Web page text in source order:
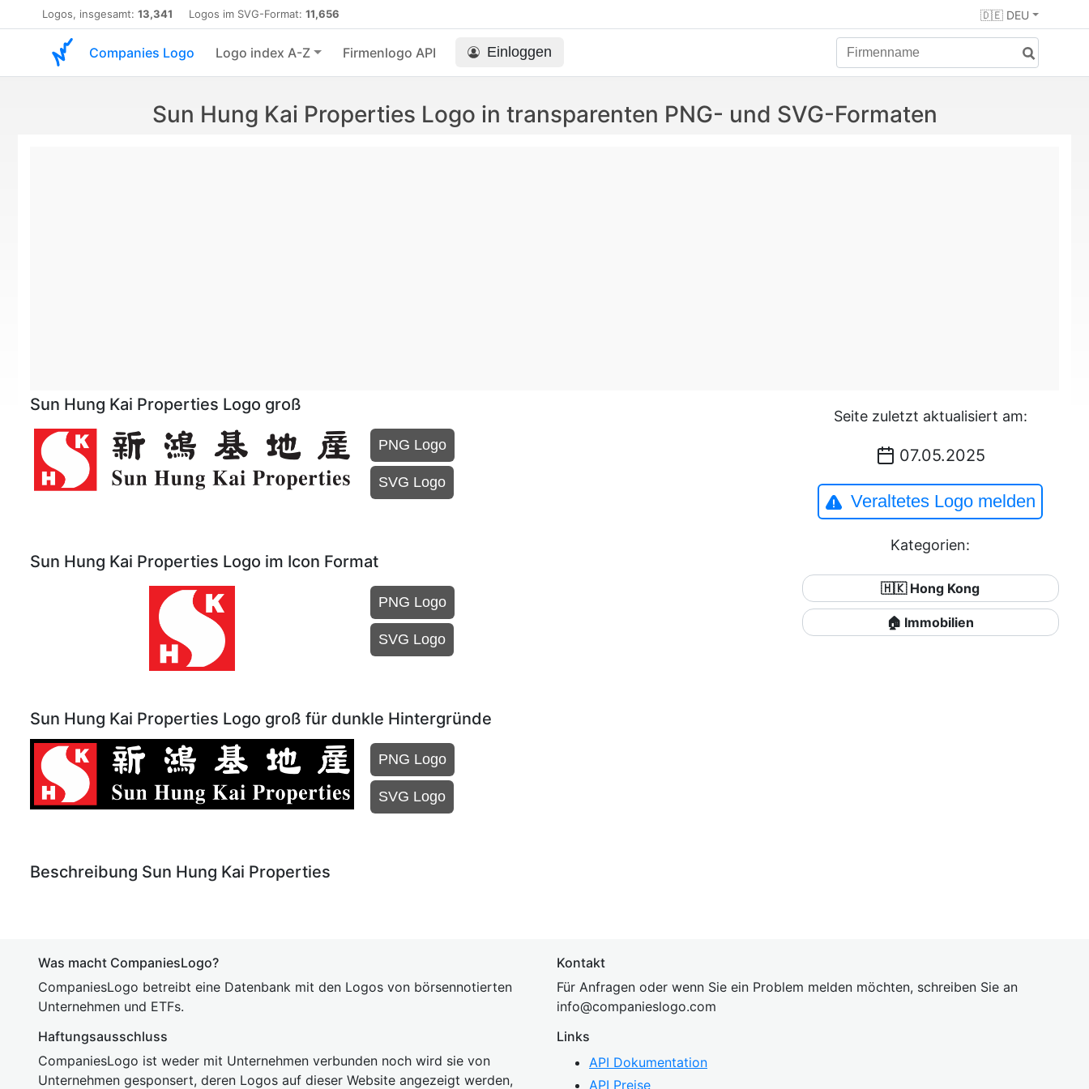
Logos, insgesamt: 13,341 Logos im SVG-Format: 11,656 🇩🇪 DEU
Companies Logo Logo index A-Z Firmenlogo API Einloggen
Sun Hung Kai Properties Logo in transparenten PNG- und SVG-Formaten
Sun Hung Kai Properties Logo groß
PNG Logo
SVG Logo
Sun Hung Kai Properties Logo im Icon Format
PNG Logo
SVG Logo
Sun Hung Kai Properties Logo groß für dunkle Hintergründe
PNG Logo
SVG Logo
Beschreibung Sun Hung Kai Properties
Seite zuletzt aktualisiert am:
07.05.2025
Veraltetes Logo melden
Kategorien:
🇭🇰 Hong Kong
🏠 Immobilien
Was macht CompaniesLogo?
CompaniesLogo betreibt eine Datenbank mit den Logos von börsennotierten
Unternehmen und ETFs.
Haftungsausschluss
CompaniesLogo ist weder mit Unternehmen verbunden noch wird sie von
Unternehmen gesponsert, deren Logos auf dieser Website angezeigt werden,
Kontakt
Für Anfragen oder wenn Sie ein Problem melden möchten, schreiben Sie an
info@companieslogo.com
Links
API Dokumentation
API Preise